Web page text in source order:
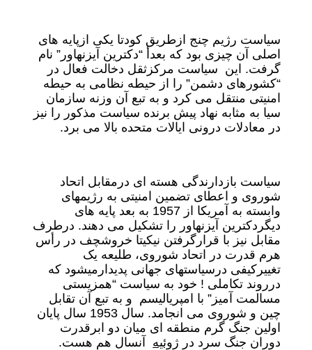
سیاست رژیم چنج ازطریق کودتا یکی ازپایه های
اصلی آن چیزی بود که بعدأ “دکترین آیزنهاور” نام
گرفت. این سیاست مرکزثقل دخالت فعال در
“کشورهای دشمن” را از حیطه نظامی به حیطه
امنیتی منتقل می کرد و به تبع آن وزنه سازمان
سیا به مثابه نهاد پیش برنده سیاست مذکور را نیز
در معادلات درونی ایالات متحده بالا می برد.
سیاست بازدارندگی هسته ای درمقابل اتحاد
شوروی و اعطای تضمین امنیتی به رژیمهای
وابسته به آمریکا از 1957 به بعد پایه های
دیگردکترین آیزنهاور را تشکیل می دهند. درطرف
مقابل نیز با قرارگرفتن نیکیتا خروشچف در رأس
هرم قدرت در اتحاد شوروی، طلیعه یک
تغییرکیفی درسیاستهای جهانی پدیدارمیشود که
درروند تکاملی ! خود به سیاست “همزیستی
مسالمت آمیز” با امپریالیسم و به تبع آن تقابل
چین و شوروی می انجامد. سال 1953 سال پایان
اولین جنگ گرم منطقه ای میان دو ابرقدرت
دوران جنگ سرد در ژوئیه آنسال هم هست.